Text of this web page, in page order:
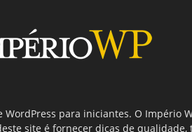
para iniciantes. O Império
site é fornecer dicas de qualidade,